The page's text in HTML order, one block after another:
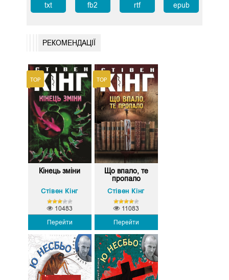
txt fb2 rtf epub
РЕКОМЕНДАЦІЇ
Кінець зміни
Стівен Кінг
Перейти
10483
Що впало, те
пропало
Стівен Кінг
Перейти
11083